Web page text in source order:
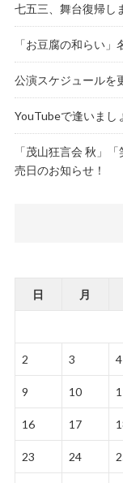
七五三、舞台復帰し
「お豆腐の和らい
公演スケジュールを
YouTubeで逢いまし
「茂山狂言会 秋」
売日のお知らせ！
日
月
2 3 4
9 10
16 17
23 24